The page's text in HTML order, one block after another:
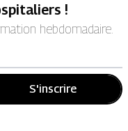
!
hebdomadaire.
S'inscrire